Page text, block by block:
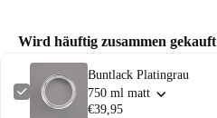
Wird häuftig zusammen gekauft
Buntlack Platingrau
750 ml matt
€39,95